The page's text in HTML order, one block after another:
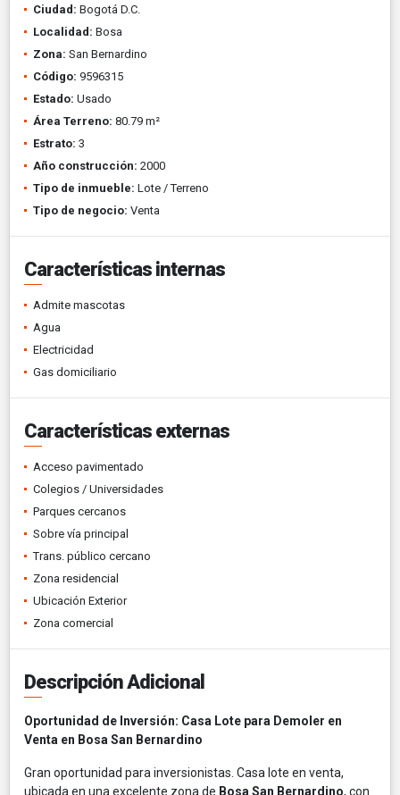
Ciudad: Bogotá D.C.
Localidad: Bosa
Zona: San Bernardino
Código: 9596315
Estado: Usado
Área Terreno: 80.79 m²
Estrato: 3
Año construcción: 2000
Tipo de inmueble: Lote / Terreno
Tipo de negocio: Venta
Características internas
Admite mascotas
Agua
Electricidad
Gas domiciliario
Características externas
Acceso pavimentado
Colegios / Universidades
Parques cercanos
Sobre vía principal
Trans. público cercano
Zona residencial
Ubicación Exterior
Zona comercial
Descripción Adicional
Oportunidad de Inversión: Casa Lote para Demoler en
Venta en Bosa San Bernardino
Gran oportunidad para inversionistas. Casa lote en venta,
ubicada en una excelente zona de Bosa San Bernardino, con